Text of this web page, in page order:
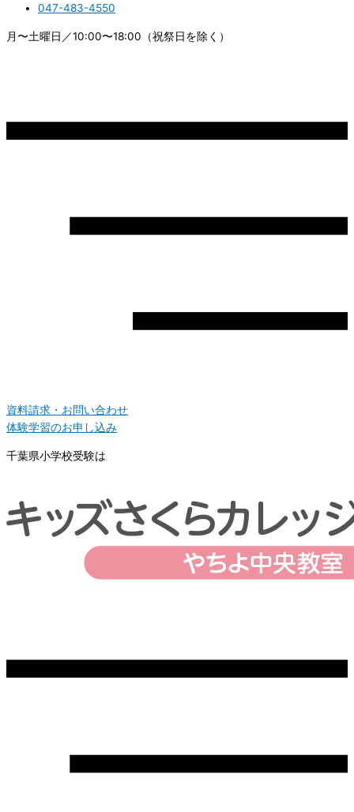
047-483-4550
月〜土曜日／10:00〜18:00（祝祭日を除く）
資料請求・お問い合わせ
体験学習のお申し込み
千葉県小学校受験は